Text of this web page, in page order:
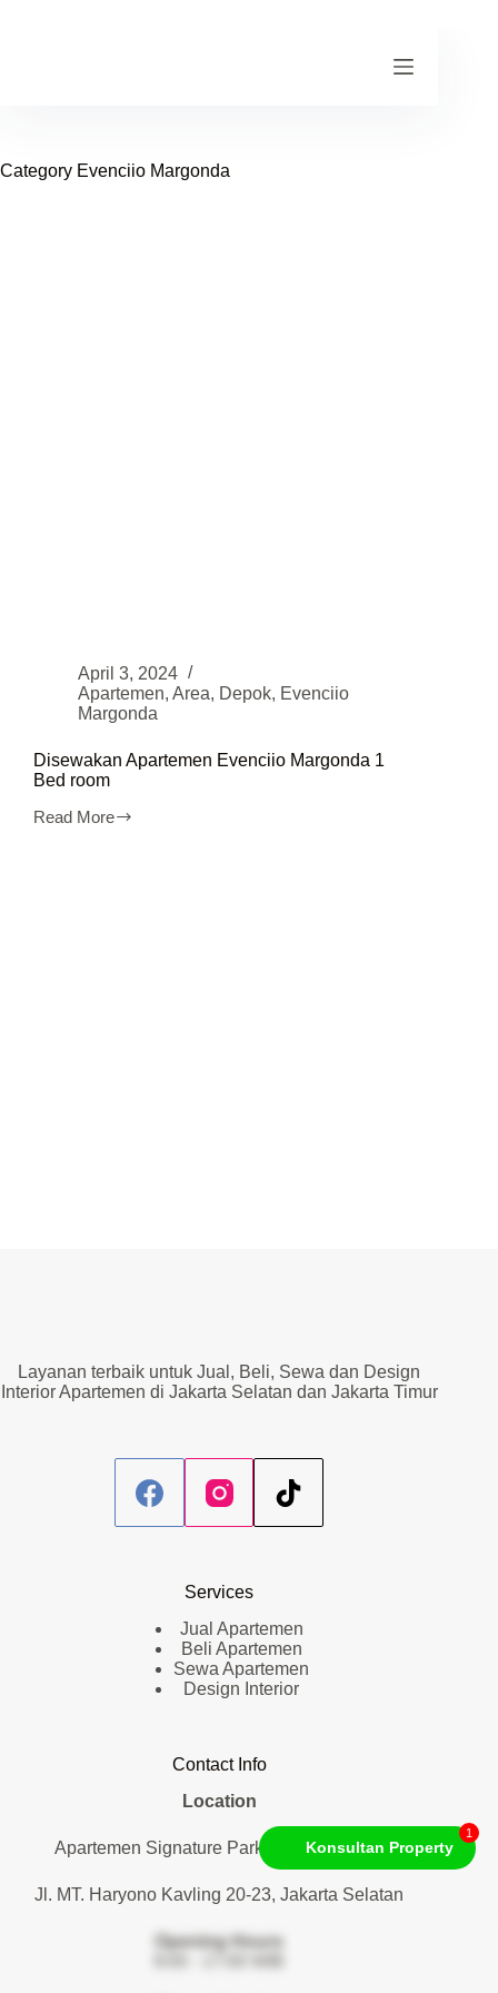
Category Evenciio Margonda
April 3, 2024
Apartemen, Area, Depok, Evenciio
Margonda
Disewakan Apartemen Evenciio Margonda 1
Bed room
Read More
Disewakan
Layanan terbaik untuk Jual, Beli, Sewa dan Design
Interior Apartemen di Jakarta Selatan dan Jakarta Timur
Services
Jual Apartemen
Beli Apartemen
Sewa Apartemen
Design Interior
Contact Info
Location
Apartemen Signature Park Tebet. Lantai 1
Jl. MT. Haryono Kavling 20-23, Jakarta Selatan
Opening Hours
Konsultan Property
1